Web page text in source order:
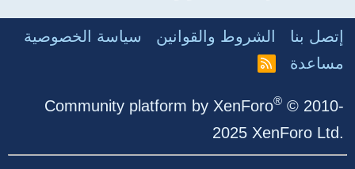
إتصل بنا الشروط والقوانين
سياسة الخصوصية
مساعدة
R
Community platform by XenForo® © 2010-
2025 XenForo Ltd.